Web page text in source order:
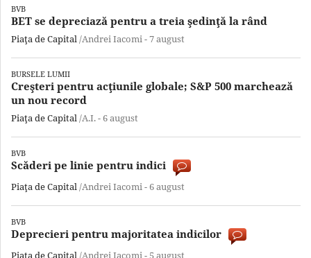
BVB
BET se depreciază pentru a treia şedinţă la rând
Piaţa de Capital/Andrei Iacomi -7 august
BURSELE LUMII
Creşteri pentru acţiunile globale; S&P 500 marchează
un nou record
Piaţa de Capital/A.I. -6 august
BVB
Scăderi pe linie pentru indici
Piaţa de Capital/Andrei Iacomi -6 august
BVB
Deprecieri pentru majoritatea indicilor
Piaţa de Capital/Andrei Iacomi - 5 august